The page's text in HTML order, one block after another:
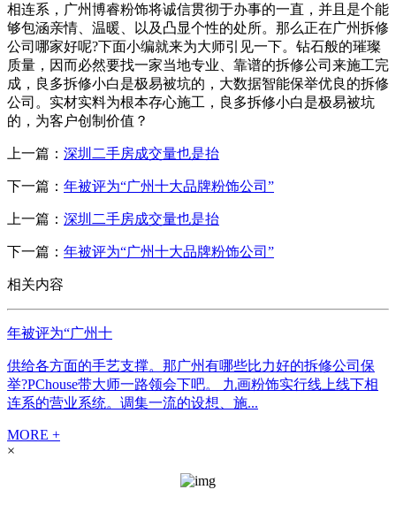
相连系，广州博睿粉饰将诚信贯彻于办事的一直，并且是个能
够包涵亲情、温暖、以及凸显个性的处所。那么正在广州拆修
公司哪家好呢?下面小编就来为大师引见一下。钻石般的璀璨
质量，因而必然要找一家当地专业、靠谱的拆修公司来施工完
成，良多拆修小白是极易被坑的，大数据智能保举优良的拆修
公司。实材实料为根本存心施工，良多拆修小白是极易被坑
的，为客户创制价值？
上一篇： 深圳二手房成交量也是抬
下一篇： 年被评为“广州十大品牌粉饰公司”
上一篇： 深圳二手房成交量也是抬
下一篇： 年被评为“广州十大品牌粉饰公司”
相关内容
年被评为“广州十
供给各方面的手艺支撑。那广州有哪些比力好的拆修公司保
举?PChouse带大师一路领会下吧。 九画粉饰实行线上线下相
连系的营业系统。调集一流的设想、施...
MORE +
×